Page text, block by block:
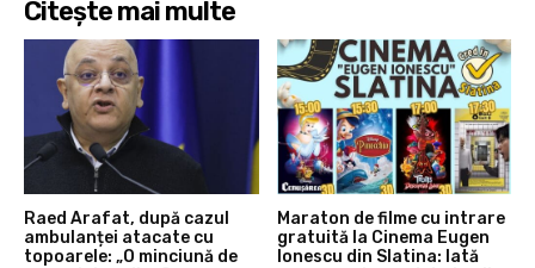
Citește mai multe
Raed Arafat, după cazul
ambulanței atacate cu
topoarele: „O minciună de
Maraton de filme cu intrare
gratuită la Cinema Eugen
Ionescu din Slatina: Iată